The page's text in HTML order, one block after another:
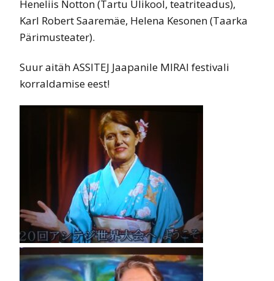
Heneliis Notton (Tartu Ülikool, teatriteadus),
Karl Robert Saaremäe, Helena Kesonen (Taarka
Pärimusteater).
Suur aitäh ASSITEJ Jaapanile MIRAI festivali
korraldamise eest!